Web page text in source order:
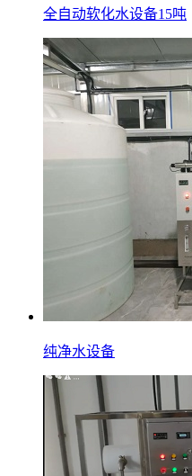
全自动软化水设备15吨
纯净水设备